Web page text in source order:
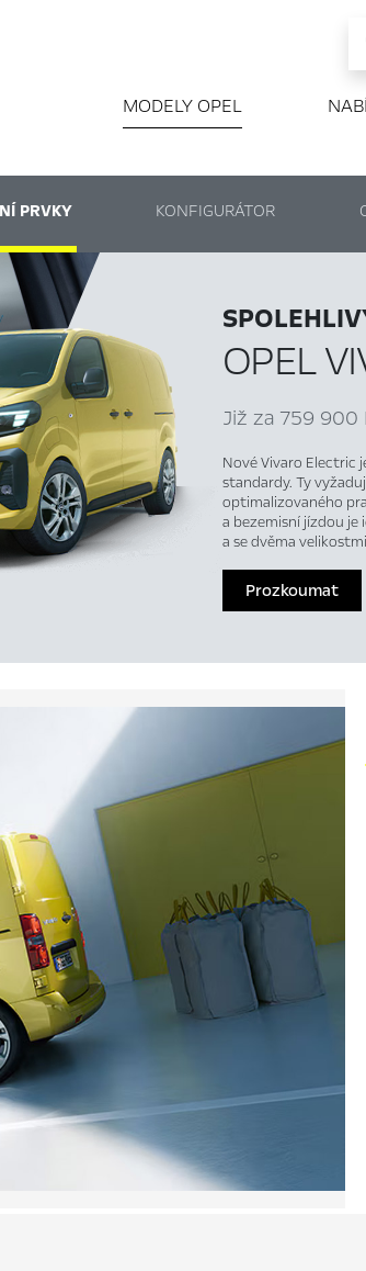
MODELY OPEL
PRVKY KONFIGURÁTOR
OPEL
Již za 759 900
Nové Vivaro Electric
standardy. Ty
optimalizovaného
a bezemisní jízdou je
a se dvěma
Prozkoumat